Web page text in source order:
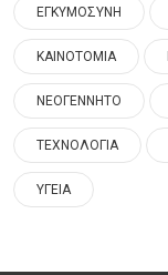
ΕΓΚΥΜΟΣΥΝΗ
ΚΑΙΝΟΤΟΜΙΑ
ΝΕΟΓΕΝΝΗΤΟ
ΤΕΧΝΟΛΟΓΙΑ
ΥΓΕΙΑ